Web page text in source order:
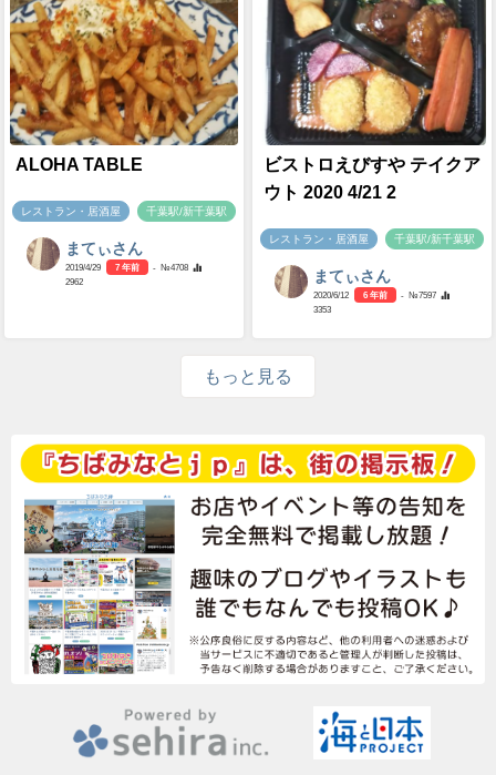
ALOHA TABLE
レストラン・居酒屋 千葉駅/新千葉駅
まてぃさん
2019/4/29 7 年前
- №4708
2962
ビストロえびすや テイクア
ウト 2020 4/21 2
レストラン・居酒屋 千葉駅/新千葉駅
まてぃさん
2020/6/12 6 年前
- №7597
3353
もっと見る